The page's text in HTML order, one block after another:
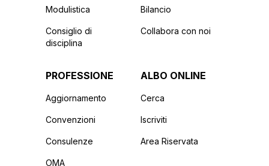
Modulistica
Consiglio di
disciplina
Bilancio
Collabora con noi
PROFESSIONE
Aggiornamento
Convenzioni
Consulenze
OMA
ALBO ONLINE
Cerca
Iscriviti
Area Riservata